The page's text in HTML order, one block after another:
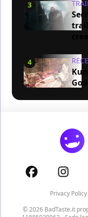
3
4
Privacy Policy
© 2026 BadTaste.it